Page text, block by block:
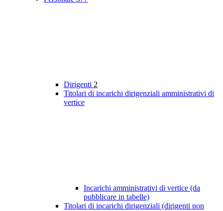
Dirigenti 2
Titolari di incarichi dirigenziali amministrativi di
vertice
Incarichi amministrativi di vertice (da
pubblicare in tabelle)
Titolari di incarichi dirigenziali (dirigenti non